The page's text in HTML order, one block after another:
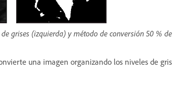
grises (izquierda) y método de conversión 50 %
una imagen organizando los niveles de